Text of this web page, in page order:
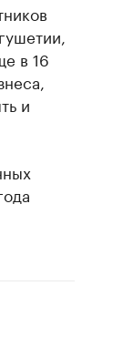
в 16
и